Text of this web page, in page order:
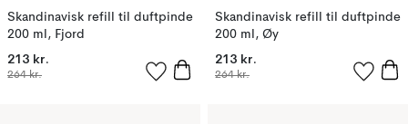
Skandinavisk refill til duftpinde
200 ml, Fjord
213 kr.
264 kr.
Skandinavisk refill til duftpinde
200 ml, Øy
213 kr.
264 kr.